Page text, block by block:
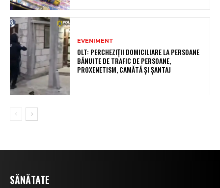
EVENIMENT
OLT: PERCHEZIŢII DOMICILIARE LA PERSOANE
BĂNUITE DE TRAFIC DE PERSOANE,
PROXENETISM, CAMĂTĂ ŞI ŞANTAJ
SĂNĂTATE